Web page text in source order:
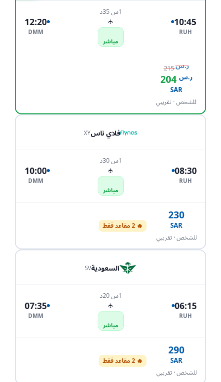
10:45
RUH
1س 35د
✈
مباشر
12:20
DMM
ر.س215
ر.س 204
SAR
للشخص · تقريبي
فلاي ناسXY
08:30
RUH
1س 30د
✈
مباشر
10:00
DMM
230
SAR
للشخص · تقريبي
🔥 2 مقاعد فقط
السعوديةSV
06:15
RUH
1س 20د
✈
مباشر
07:35
DMM
290
SAR
للشخص · تقريبي
🔥 2 مقاعد فقط